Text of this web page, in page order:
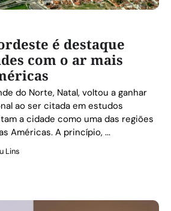
é destaque
com o ar mais
do Norte, Natal, voltou a ganhar
ao ser citada em estudos
a cidade como uma das regiões
Américas. A princípio, ...
Lins